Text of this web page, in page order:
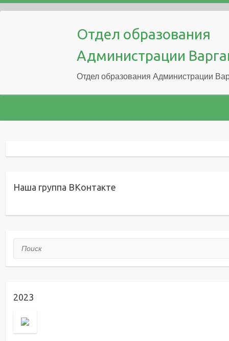
Отдел образования
Администрации
Отдел образования Администрации
Наша группа ВКонтакте
Поиск
2023